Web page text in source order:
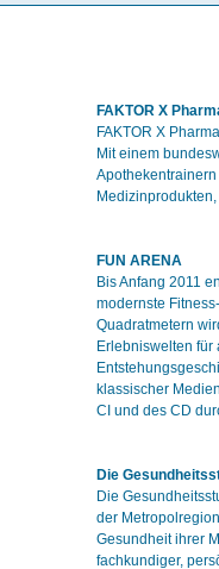
FAKTOR X
FAKTOR X
Mit einem
Apothekentrainern
FUN ARENA
Bis Anfang 2011
modernste
Quadratmetern
Erlebniswelten für
klassischer
CI und des CD
Die
Die
der
Gesundheit ihrer
fachkundiger,